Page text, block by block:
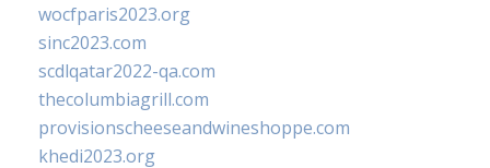
wocfparis2023.org
sinc2023.com
scdlqatar2022-qa.com
thecolumbiagrill.com
provisionscheeseandwineshoppe.com
khedi2023.org